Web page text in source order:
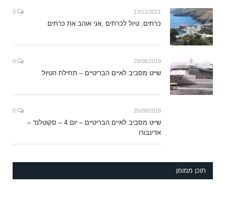
13/11/2021
כרתים, טיול לכרתים ,אני אוהב את כרתים
25/08/2019
שייט מסביב לאיים הבריטיים – תחילת הטיול
25/08/2019
שייט מסביב לאיים הבריטיים – יום 4 – סקוטלנד –
אדינבורו
תוכן ממומן